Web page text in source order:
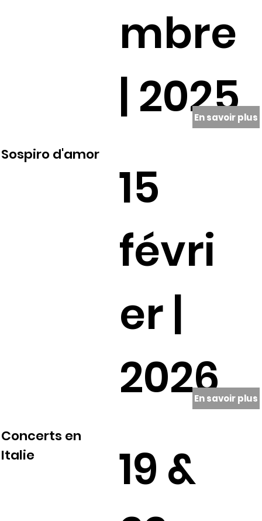
mbre
| 2025
En savoir plus
Sospiro d'amor
15
févri
er |
2026En savoir plus
Concerts en
Italie
19 &